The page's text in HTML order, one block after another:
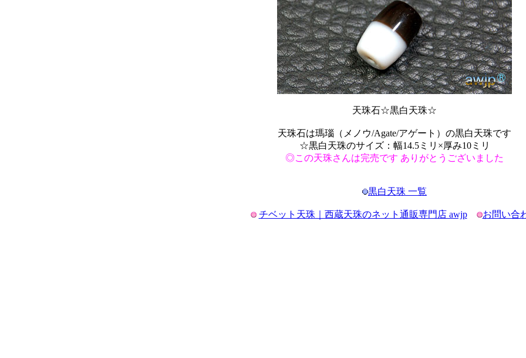
天珠石☆黒白天珠☆
天珠石は瑪瑙（メノウ/Agate/アゲート）の黒白天珠です
☆黒白天珠のサイズ：幅14.5ミリ×厚み10ミリ
◎この天珠さんは完売です ありがとうございました
黒白天珠 一覧
チベット天珠｜西蔵天珠のネット通販専門店 awjp お問い合